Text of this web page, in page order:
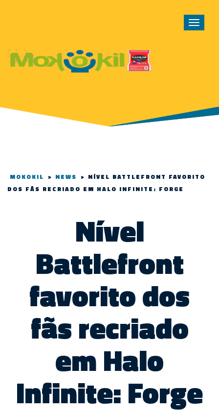
Toggle
MOKOKIL > NEWS > NÍVEL BATTLEFRONT FAVORITO
DOS FÃS RECRIADO EM HALO INFINITE: FORGE
Nível
Battlefront
favorito dos
fãs recriado
em Halo
Infinite: Forge